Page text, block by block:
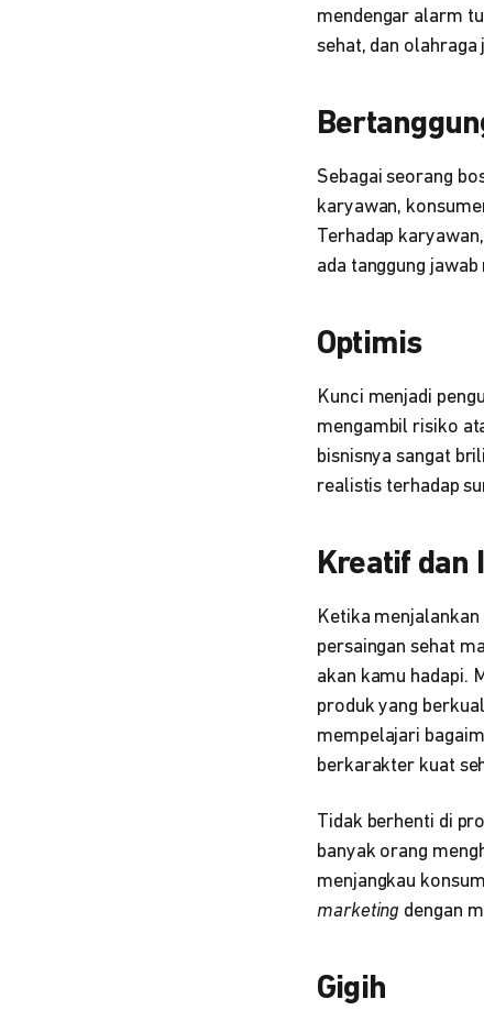
mendengar alarm
sehat, dan
Sebagai seorang
karyawan,
Terhadap
ada tanggung
Optimis
Kunci menjadi
mengambil risiko
bisnisnya sangat
realistis terhadap
Kreatif dan
Ketika menjalankan
persaingan sehat
akan kamu hadapi.
produk yang
mempelajari
berkarakter kuat
Tidak berhenti di
banyak orang
menjangkau
marketing dengan
Gigih